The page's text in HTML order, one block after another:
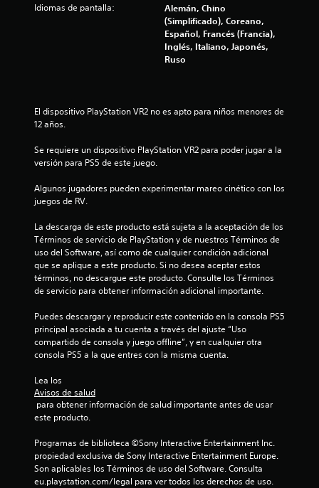
a
c
n
e
Idiomas de pantalla:
Alemán, Chino
(Simplificado), Coreano,
Español, Francés (Francia),
Inglés, Italiano, Japonés,
Ruso
El dispositivo PlayStation VR2 no es apto para niños menores de
12 años.
Se requiere un dispositivo PlayStation VR2 para poder jugar a la
versión para PS5 de este juego.
Algunos jugadores pueden experimentar mareo cinético con los
juegos de RV.
La descarga de este producto está sujeta a la aceptación de los
Términos de servicio de PlayStation y de nuestros Términos de
uso del Software, así como de cualquier condición adicional
que se aplique a este producto. Si no desea aceptar estos
términos, no descargue este producto. Consulte los Términos
de servicio para obtener información adicional importante.
Puedes descargar y reproducir este contenido en la consola PS5
principal asociada a tu cuenta a través del ajuste “Uso
compartido de consola y juego offline”, y en cualquier otra
consola PS5 a la que entres con la misma cuenta.
Lea los
Avisos de salud
este producto.
Programas de biblioteca ©Sony Interactive Entertainment Inc.
propiedad exclusiva de Sony Interactive Entertainment Europe.
Son aplicables los Términos de uso del Software. Consulta
eu.playstation.com/legal para ver todos los derechos de uso.